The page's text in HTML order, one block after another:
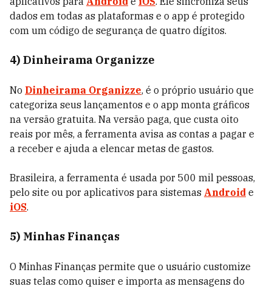
dados em todas as plataformas e o app é protegido
com um código de segurança de quatro dígitos.
4) Dinheirama Organizze
No Dinheirama Organizze, é o próprio usuário que
categoriza seus lançamentos e o app monta gráficos
na versão gratuita. Na versão paga, que custa oito
reais por mês, a ferramenta avisa as contas a pagar e
a receber e ajuda a elencar metas de gastos.
Brasileira, a ferramenta é usada por 500 mil pessoas,
pelo site ou por aplicativos para sistemas Android e
iOS.
5) Minhas Finanças
O Minhas Finanças permite que o usuário customize
suas telas como quiser e importa as mensagens do